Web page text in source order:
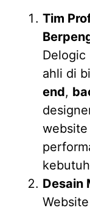
Tim
Delogic
ahli di
end,
Desain